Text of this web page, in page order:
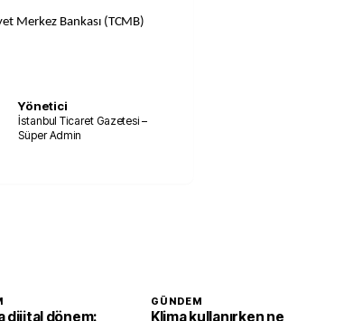
Merkez Bankası (TCMB)
Yönetici
İstanbul Ticaret Gazetesi –
Süper Admin
dijital dönem:
GÜNDEM
Klima kullanırken ne